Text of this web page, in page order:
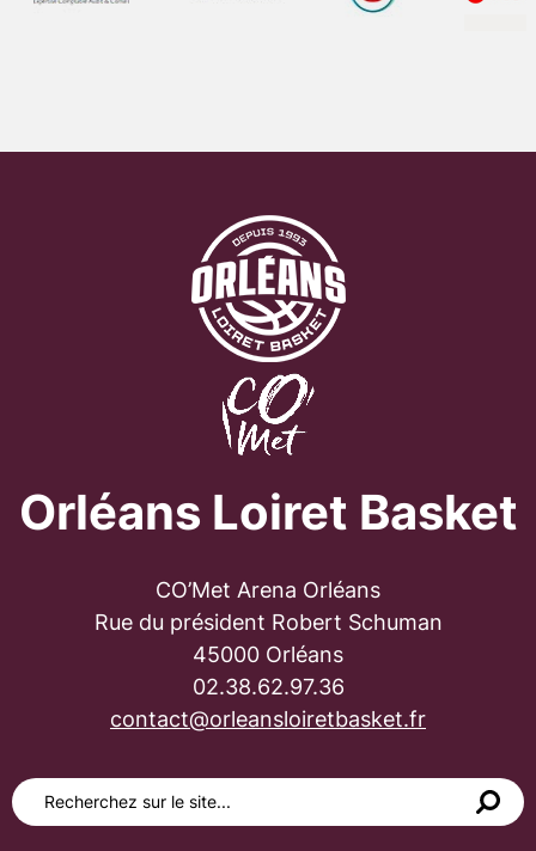
Orléans Loiret Basket
CO’Met Arena Orléans
Rue du président Robert Schuman
45000 Orléans
02.38.62.97.36
contact@orleansloiretbasket.fr